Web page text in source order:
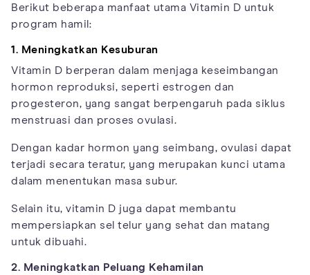
Berikut beberapa manfaat utama Vitamin D untuk
program hamil:
1. Meningkatkan Kesuburan
Vitamin D berperan dalam menjaga keseimbangan
hormon reproduksi, seperti estrogen dan
progesteron, yang sangat berpengaruh pada siklus
menstruasi dan proses ovulasi.
Dengan kadar hormon yang seimbang, ovulasi dapat
terjadi secara teratur, yang merupakan kunci utama
dalam menentukan masa subur.
Selain itu, vitamin D juga dapat membantu
mempersiapkan sel telur yang sehat dan matang
untuk dibuahi.
2. Meningkatkan Peluang Kehamilan